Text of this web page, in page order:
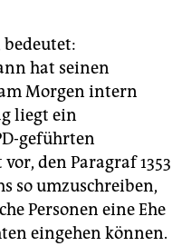
bedeutet:
hat seinen
Morgen intern
liegt ein
geführten
den Paragraf 1353
so umzuschreiben,
Personen eine Ehe
eingehen können.